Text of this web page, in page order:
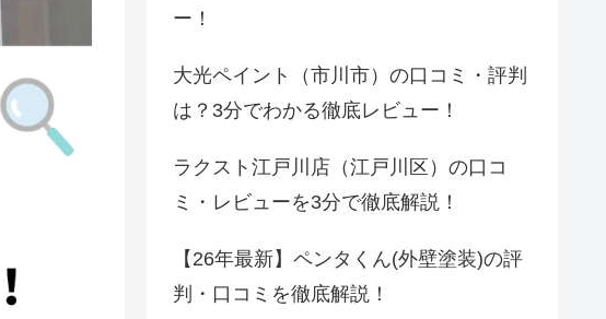
ー！
大光ペイント（市川市）の口コミ・評判
は？3分でわかる徹底レビュー！
ラクスト江戸川店（江戸川区）の口コ
ミ・レビューを3分で徹底解説！
【26年最新】ペンタくん(外壁塗装)の評
判・口コミを徹底解説！